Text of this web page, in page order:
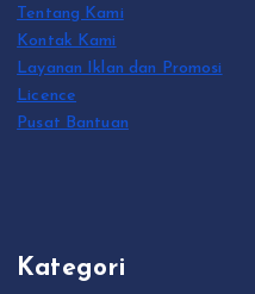
Tentang Kami
Kontak Kami
Layanan Iklan dan Promosi
Licence
Pusat Bantuan
Kategori